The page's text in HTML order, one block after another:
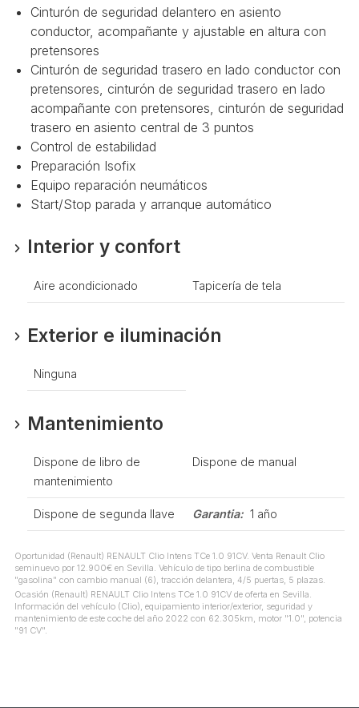
Cinturón de seguridad delantero en asiento
conductor, acompañante y ajustable en altura con
pretensores
Cinturón de seguridad trasero en lado conductor con
pretensores, cinturón de seguridad trasero en lado
acompañante con pretensores, cinturón de seguridad
trasero en asiento central de 3 puntos
Control de estabilidad
Preparación Isofix
Equipo reparación neumáticos
Start/Stop parada y arranque automático
Interior y confort
Aire acondicionado Tapicería de tela
Exterior e iluminación
Ninguna
Mantenimiento
Dispone de libro de
mantenimiento
Dispone de manual
Dispone de segunda llave Garantia: 1 año
Oportunidad (Renault) RENAULT Clio Intens TCe 1.0 91CV. Venta Renault Clio
seminuevo por 12.900€ en Sevilla. Vehículo de tipo berlina de combustible
"gasolina" con cambio manual (6), tracción delantera, 4/5 puertas, 5 plazas.
Ocasión (Renault) RENAULT Clio Intens TCe 1.0 91CV de oferta en Sevilla.
Información del vehículo (Clio), equipamiento interior/exterior, seguridad y
mantenimiento de este coche del año 2022 con 62.305km, motor "1.0", potencia
"91 CV".